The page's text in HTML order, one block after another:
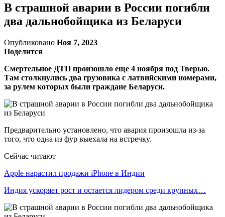
В страшной аварии в России погибли
два дальнобойщика из Беларуси
Опубликовано Ноя 7, 2023
Поделится
Смертельное ДТП произошло еще 4 ноября под Тверью.
Там столкнулись два грузовика с латвийскими номерами,
за рулем которых были граждане Беларуси.
Предварительно установлено, что авария произошла из-за
того, что одна из фур выехала на встречку.
Сейчас читают
Apple нарастил продажи iPhone в Индии
Индия ускоряет рост и остается лидером среди крупных…